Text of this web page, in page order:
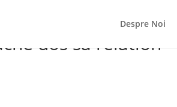
Despre Noi
dos sa relation